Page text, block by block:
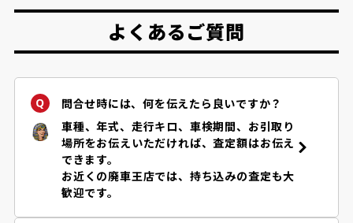
よくあるご質問
問合せ時には、何を伝えたら良いですか？
車種、年式、走行キロ、車検期間、お引取り
場所をお伝えいただければ、査定額はお伝え
できます。
お近くの廃車王店では、持ち込みの査定も大
歓迎です。